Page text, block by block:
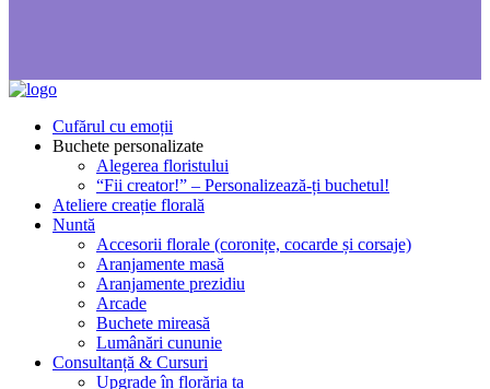
Cufărul cu emoții
Buchete personalizate
Alegerea floristului
“Fii creator!” – Personalizează-ți buchetul!
Ateliere creație florală
Nuntă
Accesorii florale (coronițe, cocarde și corsaje)
Aranjamente masă
Aranjamente prezidiu
Arcade
Buchete mireasă
Lumânări cununie
Consultanță & Cursuri
Upgrade în florăria ta